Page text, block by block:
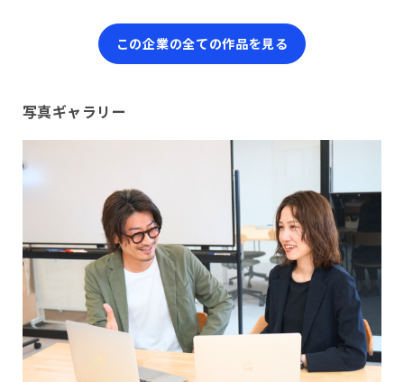
この企業の全ての作品を見る
写真ギャラリー